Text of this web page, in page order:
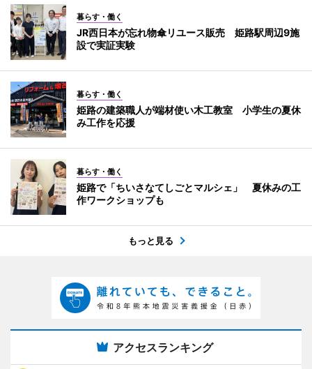
暮らす・働く
JR西日本が忘れ物傘リユース販売 姫路駅周辺9施
設で実証実験
暮らす・働く
姫路の建築職人が端材使い木工教室 小学生の夏休
み工作を応援
暮らす・働く
姫路で「ちいさなてしごとマルシェ」 夏休みの工
作ワークショップも
もっと見る
アクセスランキング